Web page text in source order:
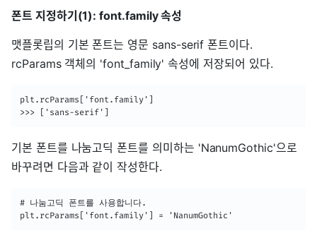
폰트 지정하기(1): font.family 속성
맷플롯립의 기본 폰트는 영문 sans-serif 폰트이다.
rcParams 객체의 'font_family' 속성에 저장되어 있다.
plt.rcParams['font.family']
>>> ['sans-serif']
기본 폰트를 나눔고딕 폰트를 의미하는 'NanumGothic'으로
바꾸려면 다음과 같이 작성한다.
# 나눔고딕 폰트를 사용합니다.
plt.rcParams['font.family'] = 'NanumGothic'